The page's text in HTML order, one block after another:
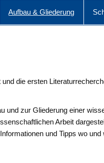
Aufbau & Gliederung
die ersten
und zur Gliederung einer
Arbeit
und Tipps wo